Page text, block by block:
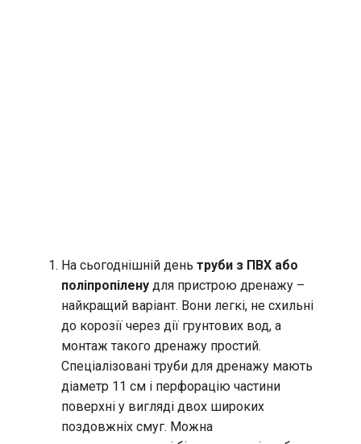
На сьогоднішній день труби з ПВХ або
поліпропілену для пристрою дренажу –
найкращий варіант. Вони легкі, не схильні
до корозії через дії грунтових вод, а
монтаж такого дренажу простий.
Спеціалізовані труби для дренажу мають
діаметр 11 см і перфорацію частини
поверхні у вигляді двох широких
поздовжніх смуг. Можна